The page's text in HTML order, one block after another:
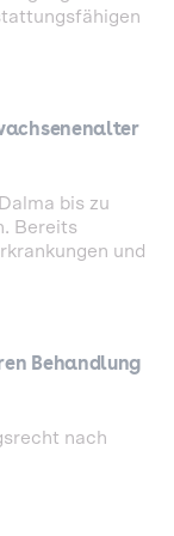
bis zu
Bereits
und
Behandlung
nach